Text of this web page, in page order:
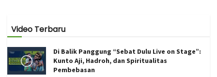
Video Terbaru
Di Balik Panggung “Sebat Dulu Live on Stage”:
Kunto Aji, Hadroh, dan Spiritualitas
Pembebasan